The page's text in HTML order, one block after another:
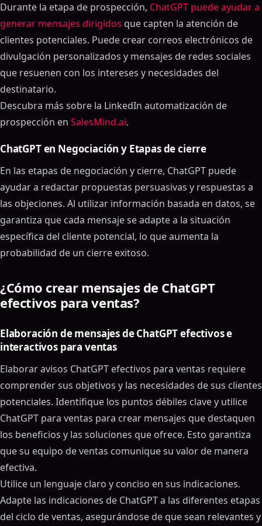
Durante la etapa de prospección, ChatGPT puede ayudar a
generar mensajes dirigidos que capten la atención de
clientes potenciales. Puede crear correos electrónicos de
divulgación personalizados y mensajes de redes sociales
que resuenen con los intereses y necesidades del
destinatario.
Descubra más sobre la LinkedIn automatización de
prospección en SalesMind.ai.
ChatGPT en Negociación y Etapas de cierre
En las etapas de negociación y cierre, ChatGPT puede
ayudar a redactar propuestas persuasivas y respuestas a
las objeciones. Al utilizar información basada en datos, se
garantiza que cada mensaje se adapte a la situación
específica del cliente potencial, lo que aumenta la
probabilidad de un cierre exitoso.
¿Cómo crear mensajes de ChatGPT
efectivos para ventas?
Elaboración de mensajes de ChatGPT efectivos e
interactivos para ventas
Elaborar avisos ChatGPT efectivos para ventas requiere
comprender sus objetivos y las necesidades de sus clientes
potenciales. Identifique los puntos débiles clave y utilice
ChatGPT para ventas para crear mensajes que destaquen
los beneficios y las soluciones que ofrece. Esto garantiza
que su equipo de ventas comunique su valor de manera
efectiva.
Utilice un lenguaje claro y conciso en sus indicaciones.
Adapte las indicaciones de ChatGPT a las diferentes etapas
del ciclo de ventas, asegurándose de que sean relevantes y